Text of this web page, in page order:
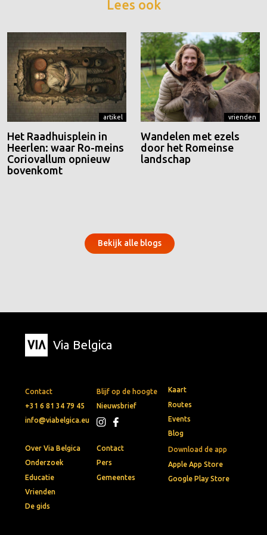
Lees ook
artikel
Het Raadhuisplein in
Heerlen: waar Ro-meins
Coriovallum opnieuw
bovenkomt
vrienden
Wandelen met ezels
door het Romeinse
landschap
Bekijk alle blogs
Via Belgica
Contact
+31 6 81 34 79 45
info@viabelgica.eu
Blijf op de hoogte
Nieuwsbrief
Download de app
Apple App Store
Google Play Store
Kaart
Routes
Events
Blog
Over Via Belgica
Onderzoek
Educatie
Vrienden
De gids
Contact
Pers
Gemeentes